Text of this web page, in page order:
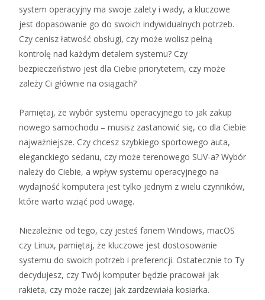
system operacyjny ma swoje zalety i wady, a kluczowe
jest dopasowanie go do swoich indywidualnych potrzeb.
Czy cenisz łatwość obsługi, czy może wolisz pełną
kontrolę nad każdym detalem systemu? Czy
bezpieczeństwo jest dla Ciebie priorytetem, czy może
zależy Ci głównie na osiągach?
Pamiętaj, że wybór systemu operacyjnego to jak zakup
nowego samochodu – musisz zastanowić się, co dla Ciebie
najważniejsze. Czy chcesz szybkiego sportowego auta,
eleganckiego sedanu, czy może terenowego SUV-a? Wybór
należy do Ciebie, a wpływ systemu operacyjnego na
wydajność komputera jest tylko jednym z wielu czynników,
które warto wziąć pod uwagę.
Niezależnie od tego, czy jesteś fanem Windows, macOS
czy Linux, pamiętaj, że kluczowe jest dostosowanie
systemu do swoich potrzeb i preferencji. Ostatecznie to Ty
decydujesz, czy Twój komputer będzie pracował jak
rakieta, czy może raczej jak zardzewiała kosiarka.